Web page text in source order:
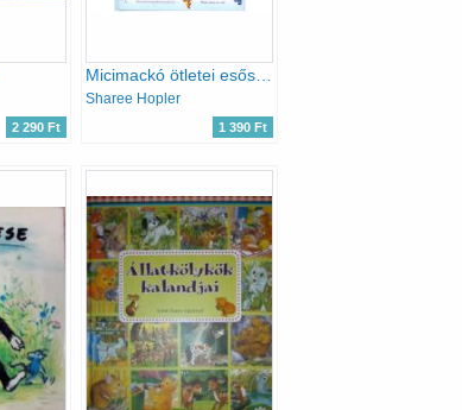
2 290 Ft
Micimackó ötletei esős délutánokra
Sharee Hopler
1 390 Ft